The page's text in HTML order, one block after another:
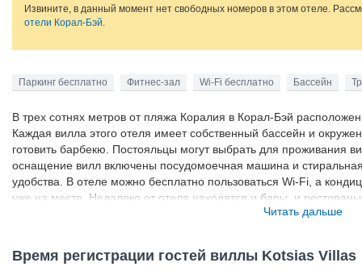
Извините, в данный момент нет свободных номеров в этом отеле.
отели Корал-Бэй.
Паркинг бесплатно Фитнес-зал Wi-Fi бесплатно Бассейн
В трех сотнях метров от пляжа Коралия в Корал-Бэй
Каждая вилла этого отеля имеет собственный бассейн и
готовить барбекю. Постояльцы могут выбрать для проживания
оснащение вилл включены посудомоечная машина и
удобства. В отеле можно бесплатно пользоваться Wi-Fi, а
уже на месте. Недалеко от отеля находятся и бары, и
котором можно добраться до города Пафоса, размещена также
Читать дальше
Время регистрации гостей виллы Kotsias Villas